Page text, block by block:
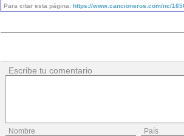
Para citar esta página: https://www.cancioneros.com/nc/
Escribe tu comentario
Nombre País